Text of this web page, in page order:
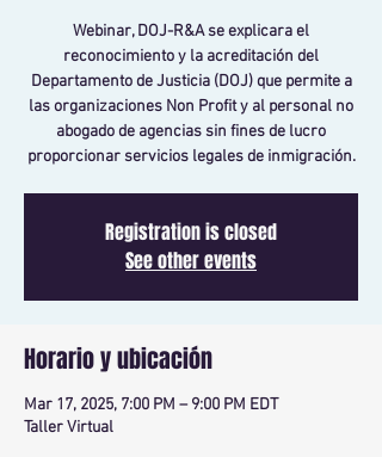
Webinar, DOJ-R&A se explicara el
reconocimiento y la acreditación del
Departamento de Justicia (DOJ) que permite a
las organizaciones Non Profit y al personal no
abogado de agencias sin fines de lucro
proporcionar servicios legales de inmigración.
Registration is closed
See other events
Horario y ubicación
Mar 17, 2025, 7:00 PM – 9:00 PM EDT
Taller Virtual